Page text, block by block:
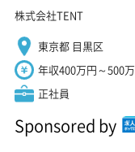
株式会社TENT
東京都 目黒区
年収400万円～500
正社員
Sponsored by